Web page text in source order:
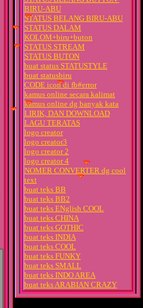
BIRU-ABU
STATUS BELANG BIRU-ABU
STATUS DALAM
KOLOM+biru+buton
STATUS STREAM
STATUS BUTON
buat status STATUSTYLE
buat statusbiru
CODE icon di fb#error
kamus online secara kalimat
kamus online dg banyak kata
LIRIK, DAN DOWNLOAD
LAGU TERATAS
logo creator
logo creator3
logo creator 2
logo creator 4
NOMER CONVERTER dg cool
text
buat teks BB
buat teks BB2
buat teks ENglish COOL
buat teks CHINA
buat teks GOTHIC
buat teks INDIA
buat teks COOL
buat teks FUNKY
buat teks SMALL
buat teks INDO AREA
buat teks ARABIAN CRAZY